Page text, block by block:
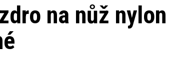
na nůž nylon